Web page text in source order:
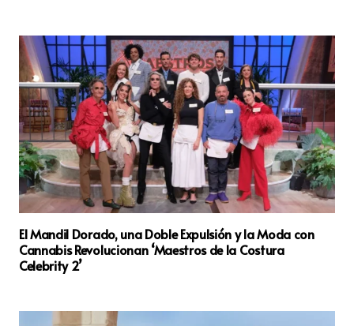
El Mandil Dorado, una Doble Expulsión y la Moda con
Cannabis Revolucionan ‘Maestros de la Costura
Celebrity 2’